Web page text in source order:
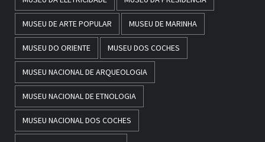
MUSEU DE ARTE POPULAR MUSEU DE MARINHA
MUSEU DO ORIENTE MUSEU DOS COCHES
MUSEU NACIONAL DE ARQUEOLOGIA
MUSEU NACIONAL DE ETNOLOGIA
MUSEU NACIONAL DOS COCHES